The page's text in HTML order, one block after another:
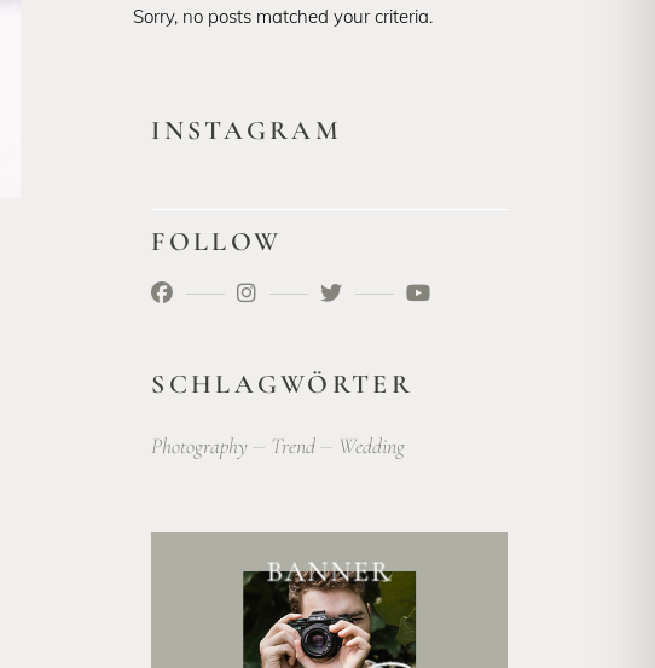
Sorry, no posts matched your criteria.
INSTAGRAM
FOLLOW
SCHLAGWÖRTER
Photography Trend Wedding